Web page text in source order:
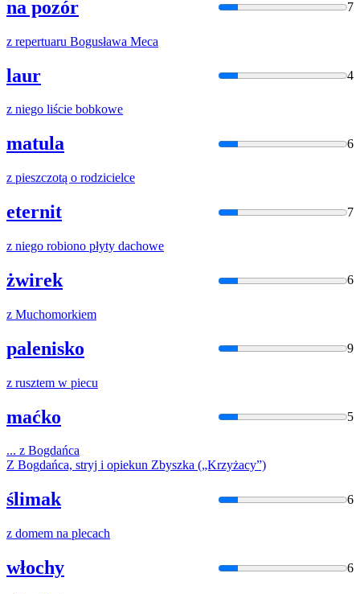
na pozór 7
z repertuaru Bogusława Meca
laur 4
z niego liście bobkowe
matula 6
z pieszczotą o rodzicielce
eternit 7
z niego robiono płyty dachowe
żwirek 6
z Muchomorkiem
palenisko 9
z rusztem w piecu
maćko 5
... z Bogdańca
Z Bogdańca, stryj i opiekun Zbyszka („Krzyżacy”)
ślimak 6
z domem na plecach
włochy 6